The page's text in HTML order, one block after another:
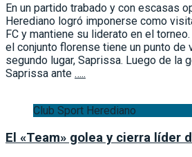
En un partido trabado y con escasas
Herediano logró imponerse como
FC y mantiene su liderato en el
el conjunto florense tiene un punto de
segundo lugar, Saprissa. Luego de la
Saprissa ante …..
Club Sport Herediano
El «Team» golea y cierra líder